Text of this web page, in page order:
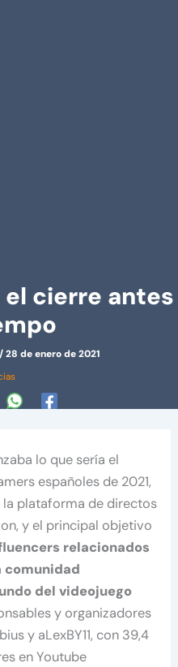
el cierre antes
/28 de enero de 2021
lo que sería el
españoles de 2021,
la plataforma de directos
y el principal objetivo
relacionados
comunidad
del videojuego
y organizadores
y aLexBY11, con 39,4
en Youtube